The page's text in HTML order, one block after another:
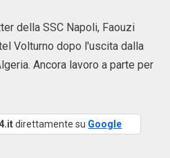
della SSC Napoli, Faouzi
Volturno dopo l'uscita dalla
Ancora lavoro a parte per
direttamente su Google